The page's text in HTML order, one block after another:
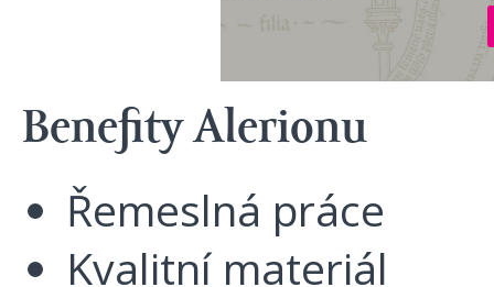
Benefity Alerionu
Řemeslná práce
Kvalitní materiál